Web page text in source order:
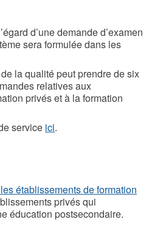
d’une demande d’examen
sera formulée dans les
de la qualité peut prendre de six
relatives aux
privés et à la formation
service ici.
établissements de formation
privés qui
éducation postsecondaire.